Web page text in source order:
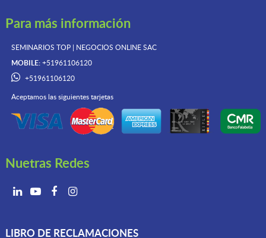
Para más información
SEMINARIOS TOP | NEGOCIOS ONLINESAC
MOBILE:+51961106120
+51961106120
Aceptamos las siguientes tarjetas
Nuetras Redes
LIBRO DE RECLAMACIONES